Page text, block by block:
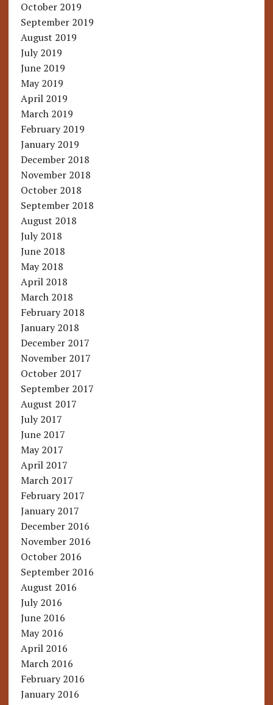
October 2019
September 2019
August 2019
July 2019
June 2019
May 2019
April 2019
March 2019
February 2019
January 2019
December 2018
November 2018
October 2018
September 2018
August 2018
July 2018
June 2018
May 2018
April 2018
March 2018
February 2018
January 2018
December 2017
November 2017
October 2017
September 2017
August 2017
July 2017
June 2017
May 2017
April 2017
March 2017
February 2017
January 2017
December 2016
November 2016
October 2016
September 2016
August 2016
July 2016
June 2016
May 2016
April 2016
March 2016
February 2016
January 2016